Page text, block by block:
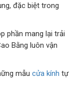
đặc biệt trong
phần mang lại trải
Bằng luôn vận
mẫu cửa kính tự